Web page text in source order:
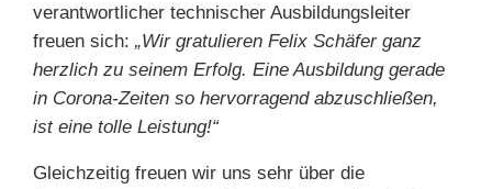
verantwortlicher technischer Ausbildungsleiter
freuen sich: „Wir gratulieren Felix Schäfer ganz
herzlich zu seinem Erfolg. Eine Ausbildung gerade
in Corona-Zeiten so hervorragend abzuschließen,
ist eine tolle Leistung!“
Gleichzeitig freuen wir uns sehr über die